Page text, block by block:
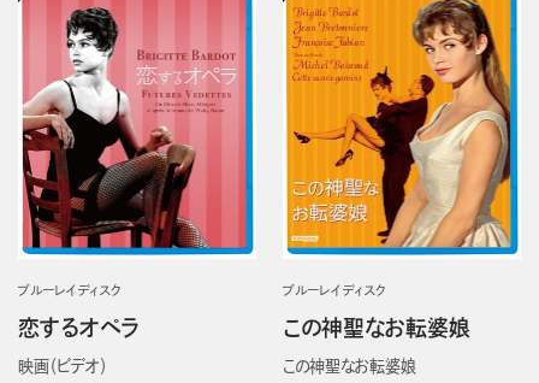
ブルーレイディスク
恋するオペラ
映画（ビデオ）
ブルーレイディスク
この神聖なお転婆娘
この神聖なお転婆娘